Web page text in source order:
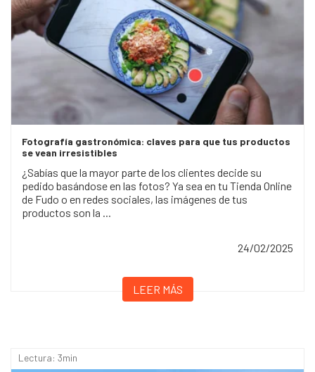
Fotografía gastronómica: claves para que tus productos
se vean irresistibles
¿Sabías que la mayor parte de los clientes decide su
pedido basándose en las fotos? Ya sea en tu Tienda Online
de Fudo o en redes sociales, las imágenes de tus
productos son la ...
24/02/2025
LEER MÁS
Lectura: 3min